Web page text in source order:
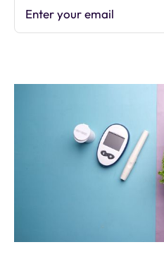
Enter your email